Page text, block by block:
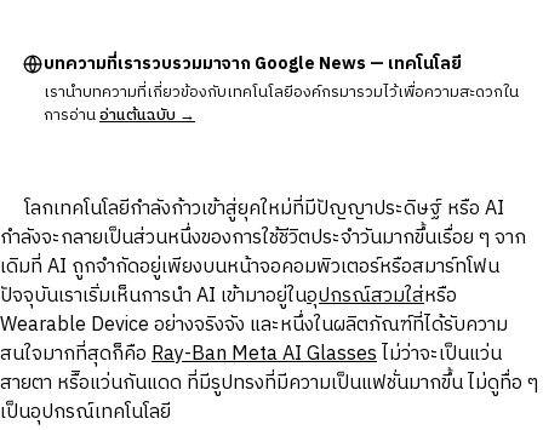
บทความที่เรารวบรวมมาจาก Google News — เทคโนโลยี
เรานำบทความที่เกี่ยวข้องกับเทคโนโลยีองค์กรมารวมไว้เพื่อความสะดวกใน
การอ่านอ่านต้นฉบับ →
โลกเทคโนโลยีกำลังก้าวเข้าสู่ยุคใหม่ที่มีปัญญาประดิษฐ์ หรือ AI
กำลังจะกลายเป็นส่วนหนึ่งของการใช้ชีวิตประจำวันมากขึ้นเรื่อย ๆ จาก
เดิมที่ AI ถูกจำกัดอยู่เพียงบนหน้าจอคอมพิวเตอร์หรือสมาร์ทโฟน
ปัจจุบันเราเริ่มเห็นการนำ AI เข้ามาอยู่ในอุปกรณ์สวมใส่หรือ
Wearable Device อย่างจริงจัง และหนึ่งในผลิตภัณฑ์ที่ได้รับความ
สนใจมากที่สุดก็คือRay-Ban Meta AI Glassesไม่ว่าจะเป็นแว่น
สายตา หรืิอแว่นกันแดด ที่มีรูปทรงที่มีความเป็นแฟชั่นมากขึ้น ไม่ดูทื่อ ๆ
เป็นอุปกรณ์เทคโนโลยี